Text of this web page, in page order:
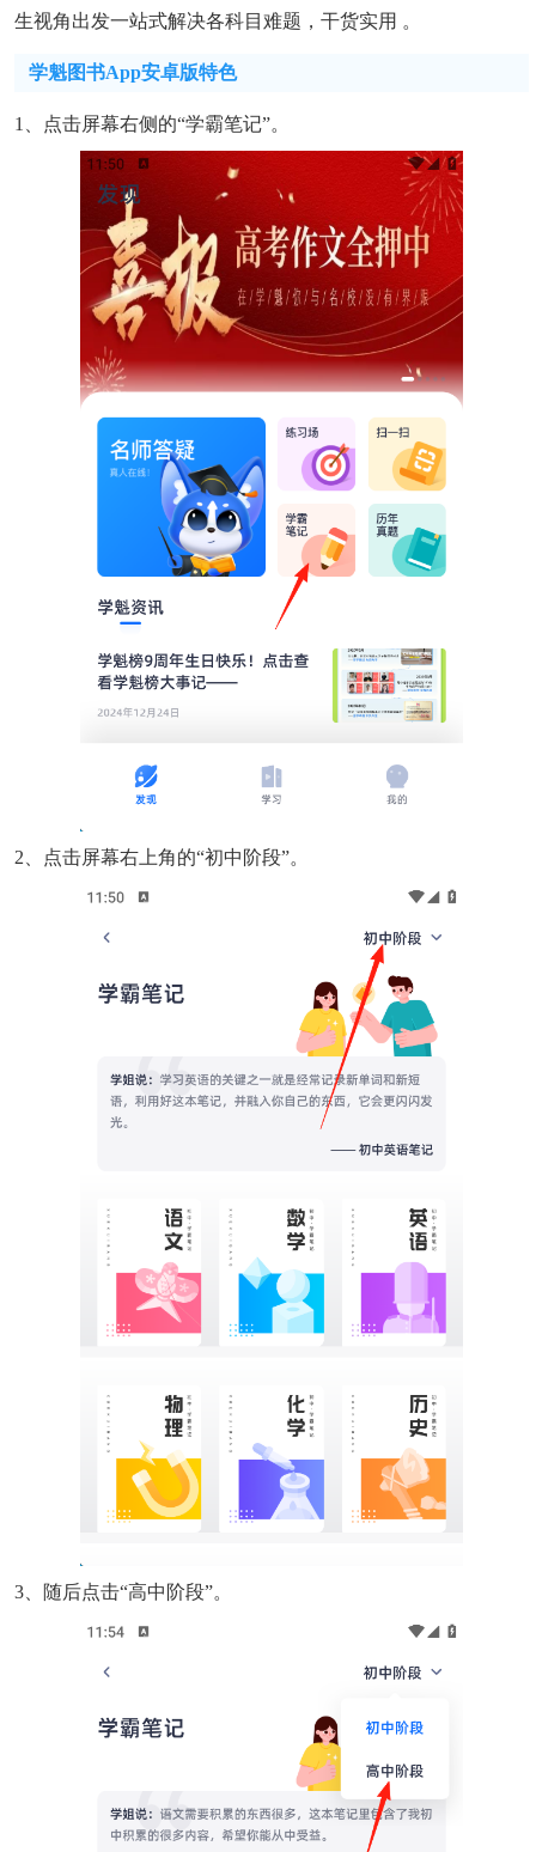
生视角出发一站式解决各科目难题，干货实用 。
学魁图书app安卓版特色
1、点击屏幕右侧的“学霸笔记”。
2、点击屏幕右上角的“初中阶段”。
3、随后点击“高中阶段”。